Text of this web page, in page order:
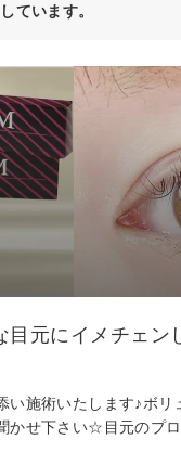
ています。
元にイメチェン
施術いたします♪ボリ
せ下さい☆目元のプ